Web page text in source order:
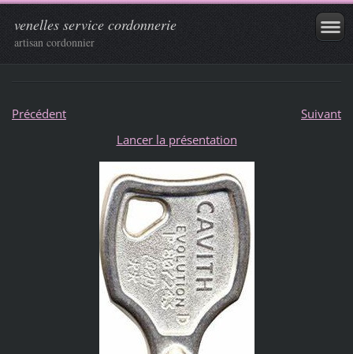
venelles service cordonnerie
artisan cordonnier
Précédent
Suivant
Lancer la présentation